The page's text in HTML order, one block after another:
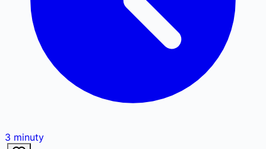
3 minuty